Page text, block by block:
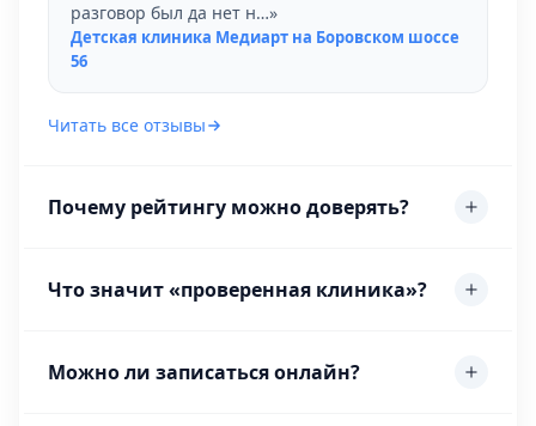
разговор был да нет н…»
Детская клиника Медиарт на Боровском шоссе
56
Читать все отзывы
Почему рейтингу можно доверять?
Что значит «проверенная клиника»?
Можно ли записаться онлайн?